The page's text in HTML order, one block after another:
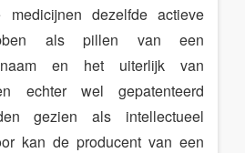
medicijnen dezelfde actieve
als pillen van een
en het uiterlijk van
echter wel gepatenteerd
gezien als intellectueel
kan de producent van een